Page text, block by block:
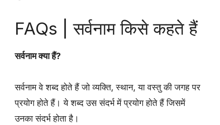
FAQs | सर्वनाम किसे कहते हैं
सर्वनाम क्या हैं?
सर्वनाम वे शब्द होते हैं जो व्यक्ति, स्थान, या वस्तु की जगह पर
प्रयोग होते हैं। ये शब्द उस संदर्भ में प्रयोग होते हैं जिसमें
उनका संदर्भ होता है।